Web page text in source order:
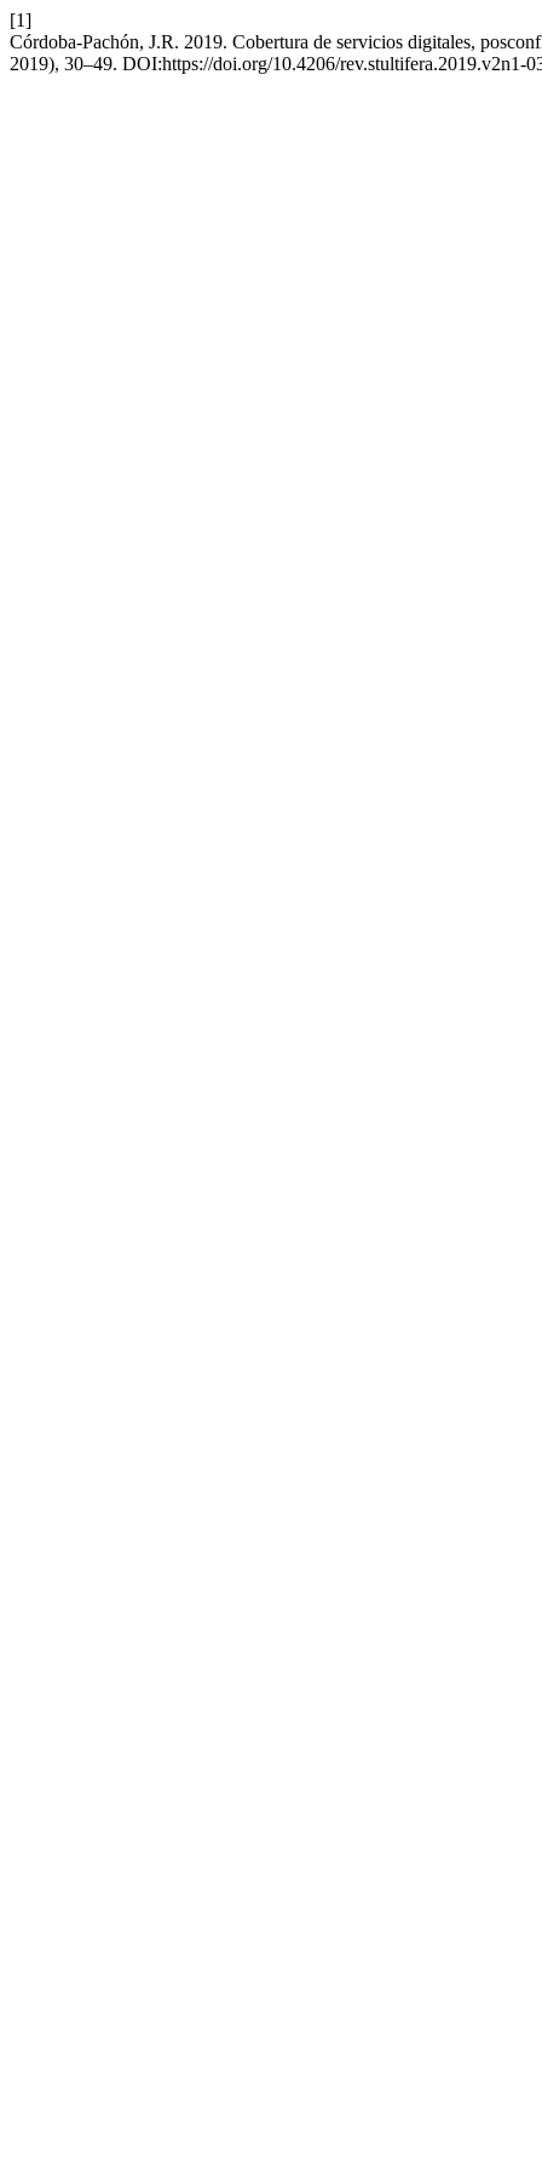
[1]
Córdoba-Pachón, J.R. 2019. Cobertura de servicios digitales,
2019), 30–49. DOI:https://doi.org/10.4206/rev.stultifera.2019.v2n1-